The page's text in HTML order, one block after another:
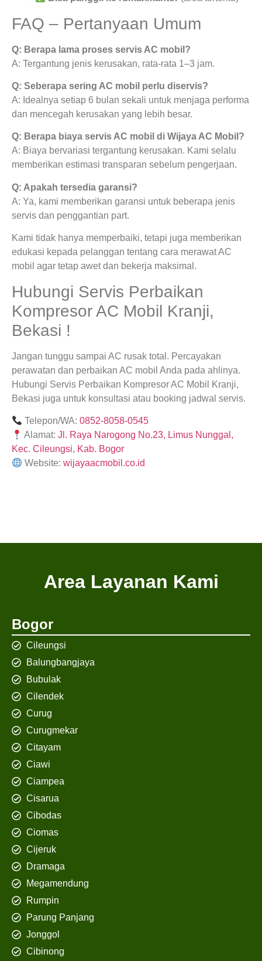
FAQ – Pertanyaan Umum
Q: Berapa lama proses servis AC mobil?
A: Tergantung jenis kerusakan, rata-rata 1–3 jam.
Q: Seberapa sering AC mobil perlu diservis?
A: Idealnya setiap 6 bulan sekali untuk menjaga performa
dan mencegah kerusakan yang lebih besar.
Q: Berapa biaya servis AC mobil di Wijaya AC Mobil?
A: Biaya bervariasi tergantung kerusakan. Kami selalu
memberikan estimasi transparan sebelum pengerjaan.
Q: Apakah tersedia garansi?
A: Ya, kami memberikan garansi untuk beberapa jenis
servis dan penggantian part.
Kami tidak hanya memperbaiki, tetapi juga memberikan
edukasi kepada pelanggan tentang cara merawat AC
mobil agar tetap awet dan bekerja maksimal.
Hubungi Servis Perbaikan
Kompresor AC Mobil Kranji,
Bekasi !
Jangan tunggu sampai AC rusak total. Percayakan
perawatan dan perbaikan AC mobil Anda pada ahlinya.
Hubungi Servis Perbaikan Kompresor AC Mobil Kranji,
Bekasi juga untuk konsultasi atau booking jadwal servis.
Telepon/WA:0852-8058-0545
Alamat:Jl. Raya Narogong No.23, Limus Nunggal,
Kec. Cileungsi, Kab. Bogor
Website:wijayaacmobil.co.id
Area Layanan Kami
Bogor
Cileungsi
Balungbangjaya
Bubulak
Cilendek
Curug
Curugmekar
Citayam
Ciawi
Ciampea
Cisarua
Cibodas
Ciomas
Cijeruk
Dramaga
Megamendung
Rumpin
Parung Panjang
Jonggol
Cibinong